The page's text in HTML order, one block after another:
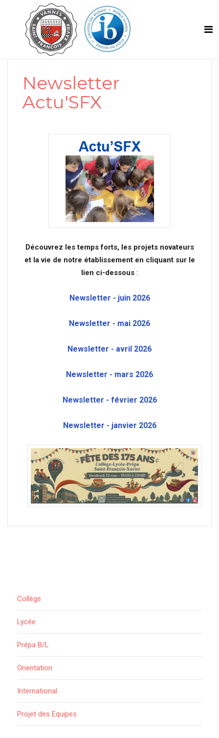
Newsletter
Actu'SFX
Découvrez les temps forts, les projets novateurs
et la vie de notre établissement en cliquant sur le
lien ci-dessous :
Newsletter - juin 2026
Newsletter - mai 2026
Newsletter - avril 2026
Newsletter - mars 2026
Newsletter - février 2026
Newsletter - janvier 2026
Collège
Lycée
Prépa B/L
Orientation
International
Projet des Equipes